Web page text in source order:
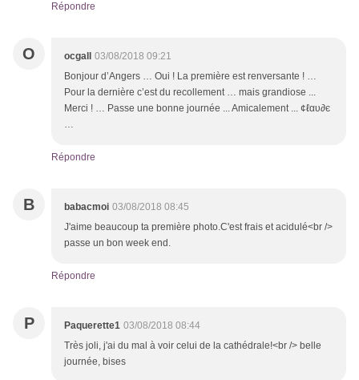
Répondre
O ocgall
03/08/2018 09:21
Bonjour d’Angers … Oui ! La première est renversante ! …
Pour la dernière c’est du recollement … mais grandiose ...
Merci ! … Passe une bonne journée ... Amicalement ... ¢ℓαυ∂є
…
Répondre
B babacmoi 03/08/2018 08:45
J'aime beaucoup ta première photo.C'est frais et acidulé<br />
passe un bon week end.
Répondre
P Paquerette1 03/08/2018 08:44
Très joli, j'ai du mal à voir celui de la cathédrale!<br /> belle
journée, bises